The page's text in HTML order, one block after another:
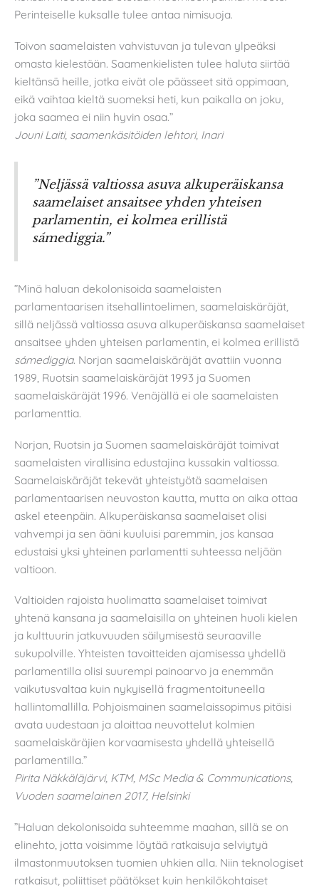
Perinteiselle kuksalle tulee antaa nimisuoja.
Toivon saamelaisten vahvistuvan ja tulevan ylpeäksi
omasta kielestään. Saamenkielisten tulee haluta siirtää
kieltänsä heille, jotka eivät ole päässeet sitä oppimaan,
eikä vaihtaa kieltä suomeksi heti, kun paikalla on joku,
joka saamea ei niin hyvin osaa.”
Jouni Laiti, saamenkäsitöiden lehtori, Inari
”Neljässä valtiossa asuva alkuperäiskansa
saamelaiset ansaitsee yhden yhteisen
parlamentin, ei kolmea erillistä
sámediggia.”
”Minä haluan dekolonisoida saamelaisten
parlamentaarisen itsehallintoelimen, saamelaiskäräjät,
sillä neljässä valtiossa asuva alkuperäiskansa saamelaiset
ansaitsee yhden yhteisen parlamentin, ei kolmea erillistä
sámediggia. Norjan saamelaiskäräjät avattiin vuonna
1989, Ruotsin saamelaiskäräjät 1993 ja Suomen
saamelaiskäräjät 1996. Venäjällä ei ole saamelaisten
parlamenttia.
Norjan, Ruotsin ja Suomen saamelaiskäräjät toimivat
saamelaisten virallisina edustajina kussakin valtiossa.
Saamelaiskäräjät tekevät yhteistyötä saamelaisen
parlamentaarisen neuvoston kautta, mutta on aika ottaa
askel eteenpäin. Alkuperäiskansa saamelaiset olisi
vahvempi ja sen ääni kuuluisi paremmin, jos kansaa
edustaisi yksi yhteinen parlamentti suhteessa neljään
valtioon.
Valtioiden rajoista huolimatta saamelaiset toimivat
yhtenä kansana ja saamelaisilla on yhteinen huoli kielen
ja kulttuurin jatkuvuuden säilymisestä seuraaville
sukupolville. Yhteisten tavoitteiden ajamisessa yhdellä
parlamentilla olisi suurempi painoarvo ja enemmän
vaikutusvaltaa kuin nykyisellä fragmentoituneella
hallintomallilla. Pohjoismainen saamelaissopimus pitäisi
avata uudestaan ja aloittaa neuvottelut kolmien
saamelaiskäräjien korvaamisesta yhdellä yhteisellä
parlamentilla.”
Pirita Näkkäläjärvi, KTM, MSc Media & Communications,
Vuoden saamelainen 2017, Helsinki
”Haluan dekolonisoida suhteemme maahan, sillä se on
elinehto, jotta voisimme löytää ratkaisuja selviytyä
ilmastonmuutoksen tuomien uhkien alla. Niin teknologiset
ratkaisut, poliittiset päätökset kuin henkilökohtaiset